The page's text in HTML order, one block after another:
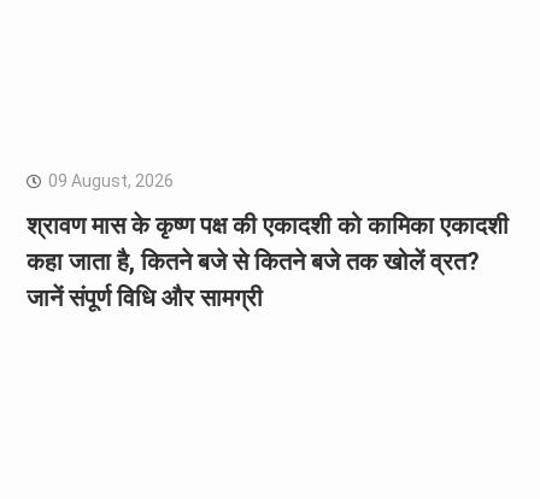
09 August, 2026
श्रावण मास के कृष्ण पक्ष की एकादशी को कामिका एकादशी
कहा जाता है, कितने बजे से कितने बजे तक खोलें व्रत?
जानें संपूर्ण विधि और सामग्री